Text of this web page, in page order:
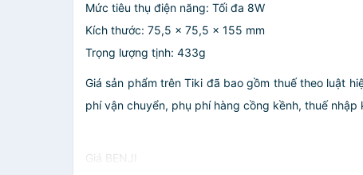
Mức tiêu thụ điện năng: Tối đa 8W
Kích thước: 75,5 x 75,5 x 155 mm
Trọng lượng tịnh: 433g
Giá sản phẩm trên Tiki đã bao gồm thuế theo luật
phí vận chuyển, phụ phí hàng cồng kềnh, thuế
Giá BENJI